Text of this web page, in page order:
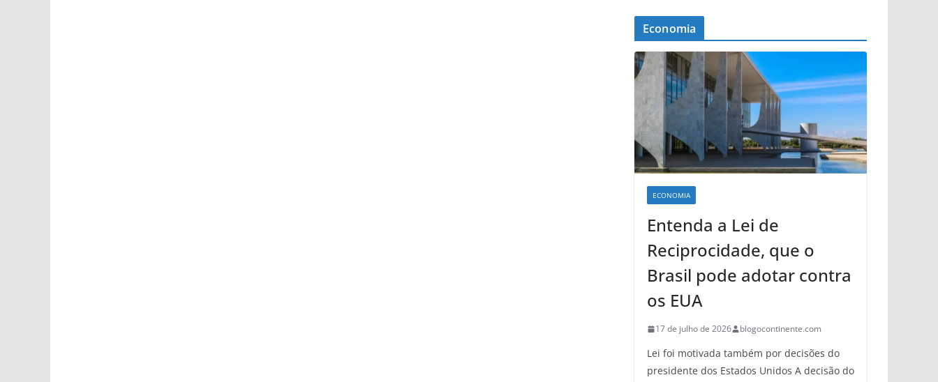
Economia
ECONOMIA
Entenda a Lei de
Reciprocidade, que o
Brasil pode adotar contra
os EUA
17 de julho de 2026 blogocontinente.com
Lei foi motivada também por decisões do
presidente dos Estados Unidos A decisão do